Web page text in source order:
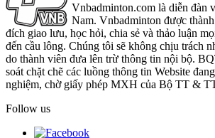
Vnbadminton.com là diễn đàn
Nam. Vnbadminton được
đích giao lưu, học hỏi, chia sẻ và thảo luận
đến cầu lông. Chúng tôi sẽ không chịu trách
do thành viên đưa lên trừ thông tin nội bộ.
soát chặt chẽ các luồng thông tin Website
nghiệm, chờ giấy phép MXH của Bộ TT &
Follow us